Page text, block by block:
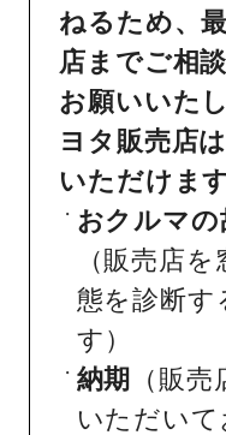
ねるため、
店までご相
お願いいた
ヨタ販売店は
いただけます
おクルマの
（販売店
態を診断す
す）
納期
（販
いただい